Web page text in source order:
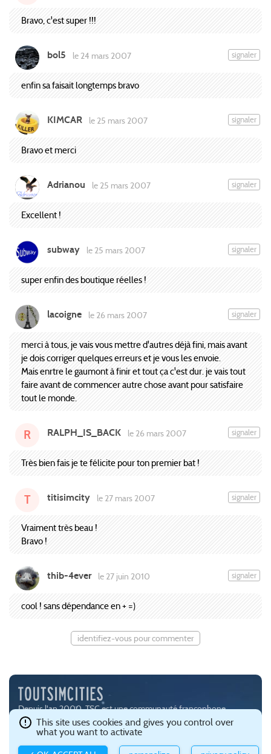
Bravo, c'est super !!!
bol5 le 24 mars 2007 signaler
enfin sa faisait longtemps bravo
KIMCAR le 25 mars 2007 signaler
Bravo et merci
Adrianou le 25 mars 2007 signaler
Excellent !
subway le 25 mars 2007 signaler
super enfin des boutique réelles !
lacoigne le 26 mars 2007 signaler
merci à tous, je vais vous mettre d'autres déjà fini, mais avant
je dois corriger quelques erreurs et je vous les envoie.
Mais enrtre le gaumont à finir et tout ça c'est dur. je vais tout
faire avant de commencer autre chose avant pour satisfaire
tout le monde.
R RALPH_IS_BACK le 26 mars 2007 signaler
Très bien fais je te félicite pour ton premier bat !
T titisimcity le 27 mars 2007 signaler
Vraiment très beau !
Bravo !
thib-4ever le 27 juin 2010 signaler
cool ! sans dépendance en + =)
identifiez-vous pour commenter
Depuis l'an 2000, TSC est une communauté francophone
passionnée par les jeux de simulation urbaine, notamment
SimCity (EA) et Cities:Skylines (Paradox Interactive
Ce site est hébergé avec brio parGandi.Confidentialité et gestion
This site uses cookies and gives you control over
what you want to activate